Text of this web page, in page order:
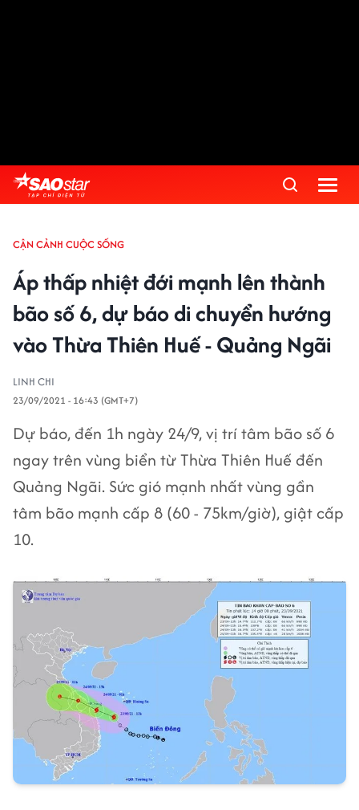
CẬN CẢNH CUỘC SỐNG
Áp thấp nhiệt đới mạnh lên thành
bão số 6, dự báo di chuyển hướng
vào Thừa Thiên Huế - Quảng Ngãi
LINH CHI
23/09/2021 - 16:43 (GMT+7)
Dự báo, đến 1h ngày 24/9, vị trí tâm bão số 6
ngay trên vùng biển từ Thừa Thiên Huế đến
Quảng Ngãi. Sức gió mạnh nhất vùng gần
tâm bão mạnh cấp 8 (60 - 75km/giờ), giật cấp
10.